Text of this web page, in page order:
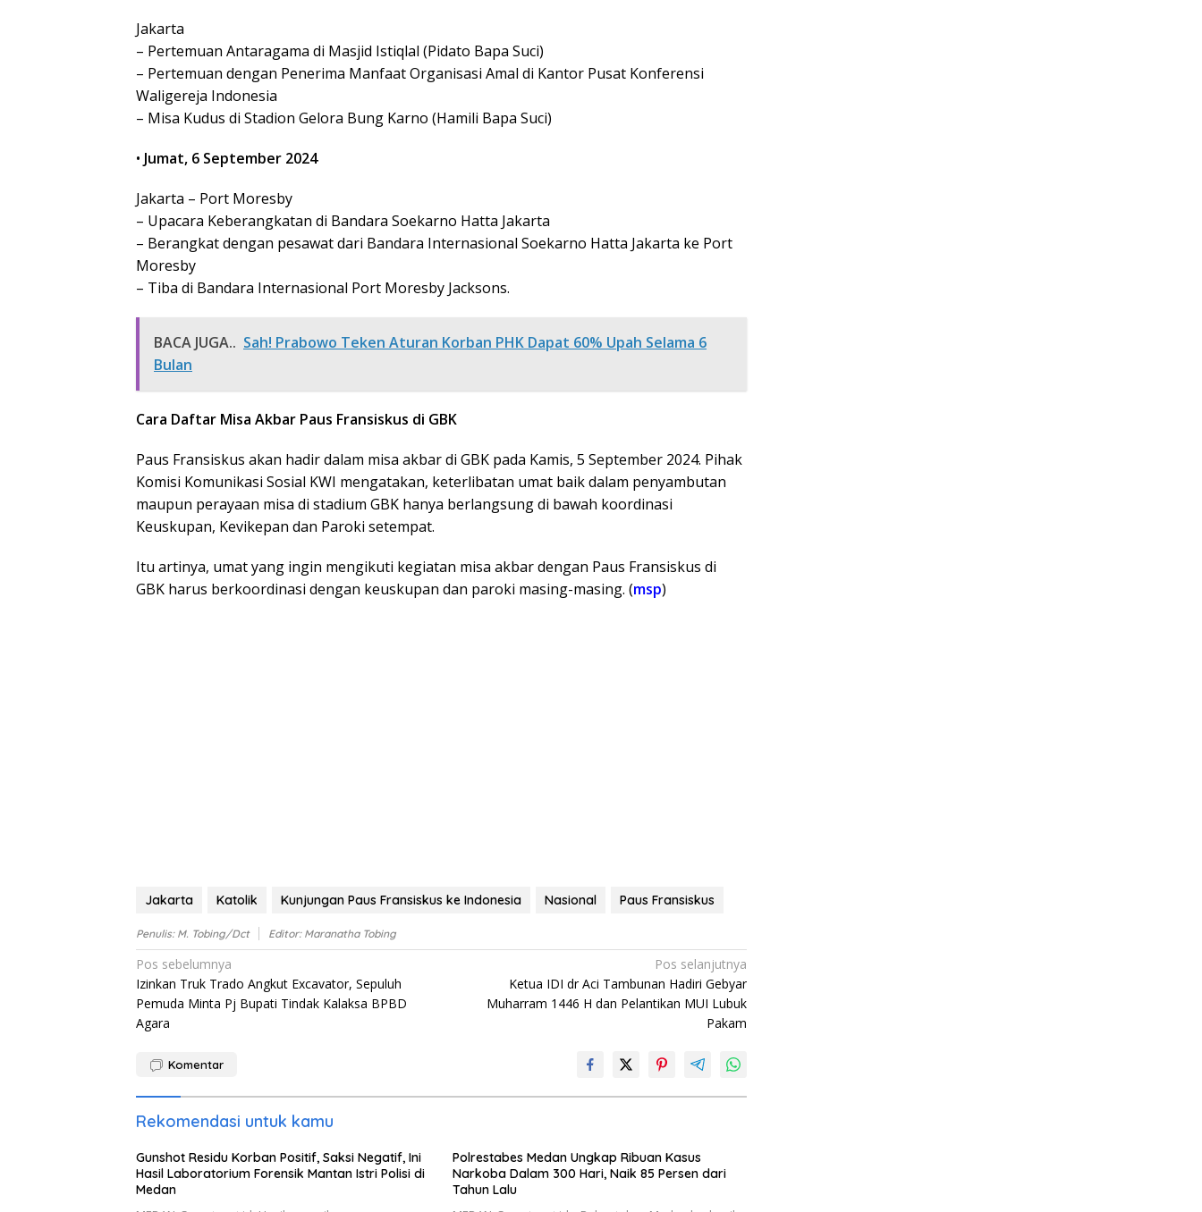
Jakarta
– Pertemuan Antaragama di Masjid Istiqlal (Pidato Bapa Suci)
– Pertemuan dengan Penerima Manfaat Organisasi Amal di Kantor Pusat Konferensi
Waligereja Indonesia
– Misa Kudus di Stadion Gelora Bung Karno (Hamili Bapa Suci)
• Jumat, 6 September 2024
Jakarta – Port Moresby
– Upacara Keberangkatan di Bandara Soekarno Hatta Jakarta
– Berangkat dengan pesawat dari Bandara Internasional Soekarno Hatta Jakarta ke Port
Moresby
– Tiba di Bandara Internasional Port Moresby Jacksons.
BACA JUGA.. Sah! Prabowo Teken Aturan Korban PHK Dapat 60% Upah Selama 6
Bulan
Cara Daftar Misa Akbar Paus Fransiskus di GBK
Paus Fransiskus akan hadir dalam misa akbar di GBK pada Kamis, 5 September 2024. Pihak
Komisi Komunikasi Sosial KWI mengatakan, keterlibatan umat baik dalam penyambutan
maupun perayaan misa di stadium GBK hanya berlangsung di bawah koordinasi
Keuskupan, Kevikepan dan Paroki setempat.
Itu artinya, umat yang ingin mengikuti kegiatan misa akbar dengan Paus Fransiskus di
GBK harus berkoordinasi dengan keuskupan dan paroki masing-masing. (msp)
Jakarta Katolik Kunjungan Paus Fransiskus ke Indonesia Nasional Paus Fransiskus
Penulis: M. Tobing/dct Editor: Maranatha Tobing
Navigasi
pos
Pos sebelumnya
Izinkan Truk Trado Angkut Excavator, Sepuluh
Pemuda Minta Pj Bupati Tindak Kalaksa BPBD
Agara
Pos selanjutnya
Ketua IDI dr Aci Tambunan Hadiri Gebyar
Muharram 1446 H dan Pelantikan MUI Lubuk
Pakam
Komentar
Rekomendasi untuk kamu
Gunshot Residu Korban Positif, Saksi Negatif, Ini
Hasil Laboratorium Forensik Mantan Istri Polisi di
Medan
Polrestabes Medan Ungkap Ribuan Kasus
Narkoba Dalam 300 Hari, Naik 85 Persen dari
Tahun Lalu